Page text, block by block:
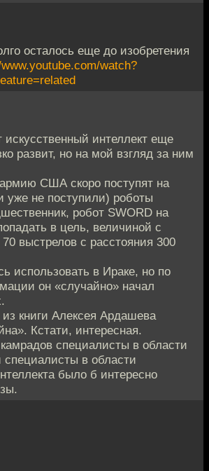
осталось еще до изобретения
watch?
интеллект еще
развит, но на мой взгляд за ним
США скоро поступят на
уже не поступили) роботы
робот SWORD на
в цель, величиной с
выстрелов с расстояния 300
использовать в Ираке, но по
он «случайно» начал
книги Алексея Ардашева
Кстати, интересная.
специалисты в области
специалисты в области
было б интересно